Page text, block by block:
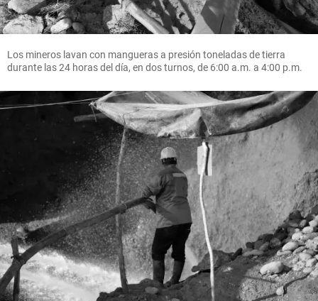
Los mineros lavan con mangueras a presión toneladas de tierra
durante las 24 horas del día, en dos turnos, de 6:00 a.m. a 4:00 p.m.